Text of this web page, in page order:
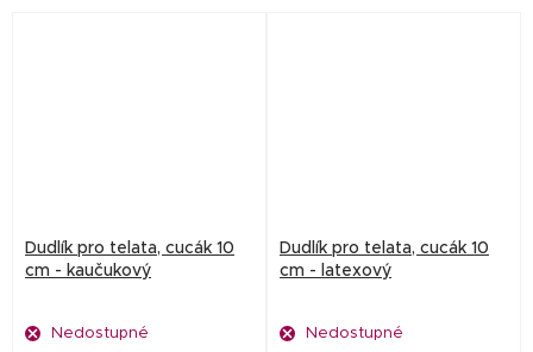
Dudlík pro telata, cucák 10
cm - kaučukový
Nedostupné
Dudlík pro telata, cucák 10
cm - latexový
Nedostupné